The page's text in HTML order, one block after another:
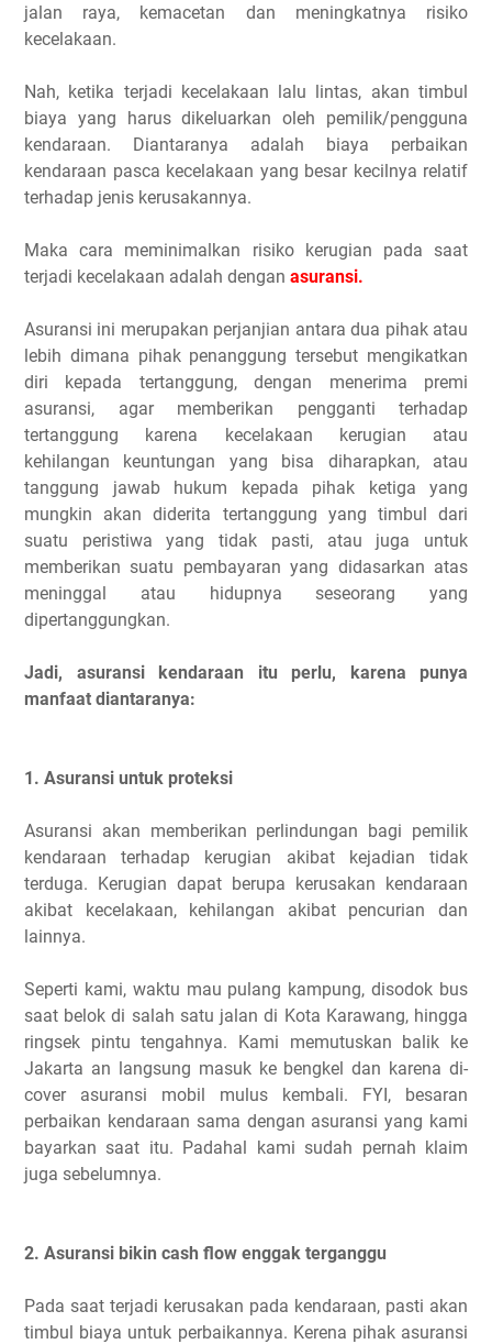
jalan raya, kemacetan dan meningkatnya risiko
kecelakaan.
Nah, ketika terjadi kecelakaan lalu lintas, akan timbul
biaya yang harus dikeluarkan oleh pemilik/pengguna
kendaraan. Diantaranya adalah biaya perbaikan
kendaraan pasca kecelakaan yang besar kecilnya relatif
terhadap jenis kerusakannya.
Maka cara meminimalkan risiko kerugian pada saat
terjadi kecelakaan adalah dengan asuransi.
Asuransi ini merupakan perjanjian antara dua pihak atau
lebih dimana pihak penanggung tersebut mengikatkan
diri kepada tertanggung, dengan menerima premi
asuransi, agar memberikan pengganti terhadap
tertanggung karena kecelakaan kerugian atau
kehilangan keuntungan yang bisa diharapkan, atau
tanggung jawab hukum kepada pihak ketiga yang
mungkin akan diderita tertanggung yang timbul dari
suatu peristiwa yang tidak pasti, atau juga untuk
memberikan suatu pembayaran yang didasarkan atas
meninggal atau hidupnya seseorang yang
dipertanggungkan.
Jadi, asuransi kendaraan itu perlu, karena punya
manfaat diantaranya:
1. Asuransi untuk proteksi
Asuransi akan memberikan perlindungan bagi pemilik
kendaraan terhadap kerugian akibat kejadian tidak
terduga. Kerugian dapat berupa kerusakan kendaraan
akibat kecelakaan, kehilangan akibat pencurian dan
lainnya.
Seperti kami, waktu mau pulang kampung, disodok bus
saat belok di salah satu jalan di Kota Karawang, hingga
ringsek pintu tengahnya. Kami memutuskan balik ke
Jakarta an langsung masuk ke bengkel dan karena di-
cover asuransi mobil mulus kembali. FYI, besaran
perbaikan kendaraan sama dengan asuransi yang kami
bayarkan saat itu. Padahal kami sudah pernah klaim
juga sebelumnya.
2. Asuransi bikin cash flow enggak terganggu
Pada saat terjadi kerusakan pada kendaraan, pasti akan
timbul biaya untuk perbaikannya. Kerena pihak asuransi